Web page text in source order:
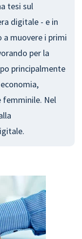
tesi sul
digitale - e in
muovere i primi
per la
principalmente
femminile. Nel